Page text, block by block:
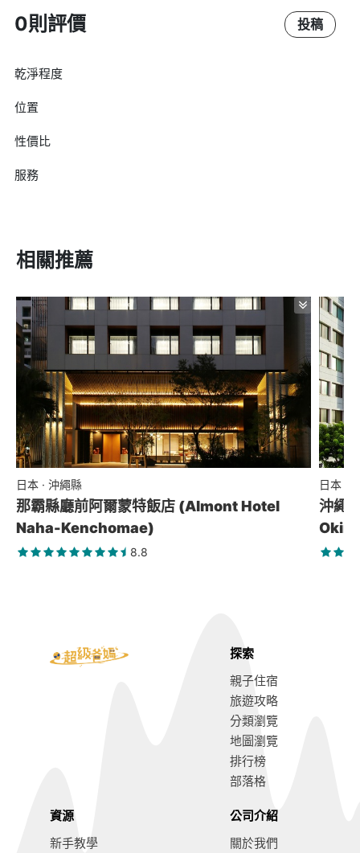
0則評價 投稿
乾淨程度
位置
性價比
服務
相關推薦
日本 · 沖繩縣
那霸縣廳前阿爾蒙特飯店 (Almont Hotel
Naha-Kenchomae)
8.8
日本 ·
沖繩
探索
親子住宿
旅遊攻略
分類瀏覽
地圖瀏覽
排行榜
部落格
資源
新手教學
公司介紹
關於我們